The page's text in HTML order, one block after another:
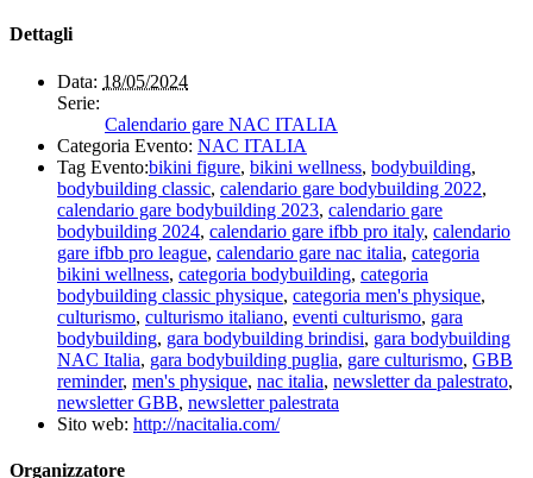
Dettagli
Data: 18/05/2024
Serie:
Calendario gare NAC ITALIA
Categoria Evento: NAC ITALIA
Tag Evento:bikini figure, bikini wellness, bodybuilding,
bodybuilding classic, calendario gare bodybuilding 2022,
calendario gare bodybuilding 2023, calendario gare
bodybuilding 2024, calendario gare ifbb pro italy, calendario
gare ifbb pro league, calendario gare nac italia, categoria
bikini wellness, categoria bodybuilding, categoria
bodybuilding classic physique, categoria men's physique,
culturismo, culturismo italiano, eventi culturismo, gara
bodybuilding, gara bodybuilding brindisi, gara bodybuilding
NAC Italia, gara bodybuilding puglia, gare culturismo, GBB
reminder, men's physique, nac italia, newsletter da palestrato,
newsletter GBB, newsletter palestrata
Sito web: http://nacitalia.com/
Organizzatore